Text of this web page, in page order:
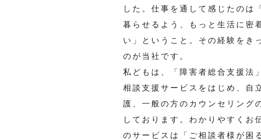
した。仕事を通して感じたのは
暮らせるよう、もっと生活に密
い」ということ。その経験をき
のが当社です。
私どもは、「障害者総合支援法
相談支援サービスをはじめ、自
護、一般の方のカウンセリング
しております。わかりやすくお
のサービスは「ご相談者様が困